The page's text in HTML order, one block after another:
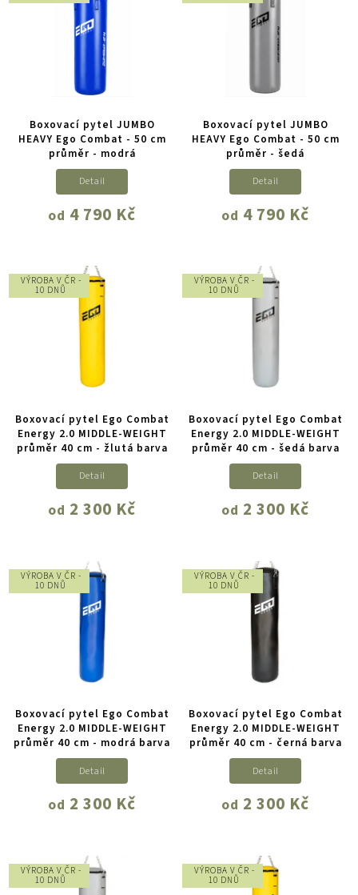
Boxovací pytel JUMBO
HEAVY Ego Combat - 50 cm
průměr - modrá
od 4 790 Kč
Detail
Boxovací pytel JUMBO
HEAVY Ego Combat - 50 cm
průměr - šedá
od 4 790 Kč
Detail
VÝROBA V ČR -
10 DNŮ
Boxovací pytel Ego Combat
Energy 2.0 MIDDLE-WEIGHT
průměr 40 cm - žlutá barva
od 2 300 Kč
Detail
VÝROBA V ČR -
10 DNŮ
Boxovací pytel Ego Combat
Energy 2.0 MIDDLE-WEIGHT
průměr 40 cm - šedá barva
od 2 300 Kč
Detail
VÝROBA V ČR -
10 DNŮ
Boxovací pytel Ego Combat
Energy 2.0 MIDDLE-WEIGHT
průměr 40 cm - modrá barva
od 2 300 Kč
Detail
VÝROBA V ČR -
10 DNŮ
Boxovací pytel Ego Combat
Energy 2.0 MIDDLE-WEIGHT
průměr 40 cm - černá barva
od 2 300 Kč
Detail
VÝROBA V ČR -
10 DNŮ
VÝROBA V ČR -
10 DNŮ